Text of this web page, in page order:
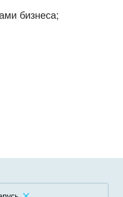
бизнеса;